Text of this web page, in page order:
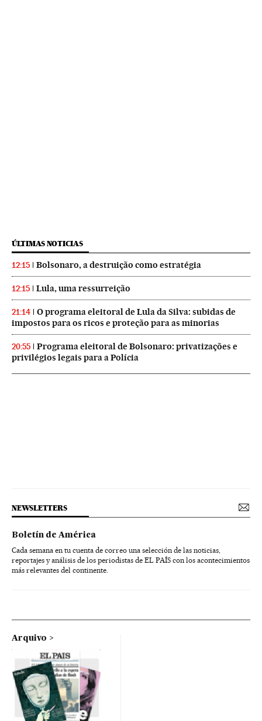
ÚLTIMAS NOTICIAS
12:15 Bolsonaro, a destruição como estratégia
12:15 Lula, uma ressurreição
21:14
O programa eleitoral de Lula da Silva: subidas de
impostos para os ricos e proteção para as minorias
20:55
Programa eleitoral de Bolsonaro: privatizações e
privilégios legais para a Polícia
NEWSLETTERS
Boletín de América
Cada semana en tu cuenta de correo una selección de las noticias,
reportajes y análisis de los periodistas de EL PAÍS con los acontecimientos
más relevantes del continente.
Arquivo